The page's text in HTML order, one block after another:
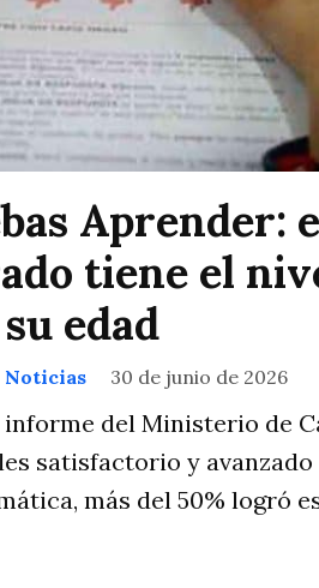
Aprender:
tiene el
edad
Noticias 30 de junio de 2026
informe del Ministerio de
satisfactorio y
más del 50% logró